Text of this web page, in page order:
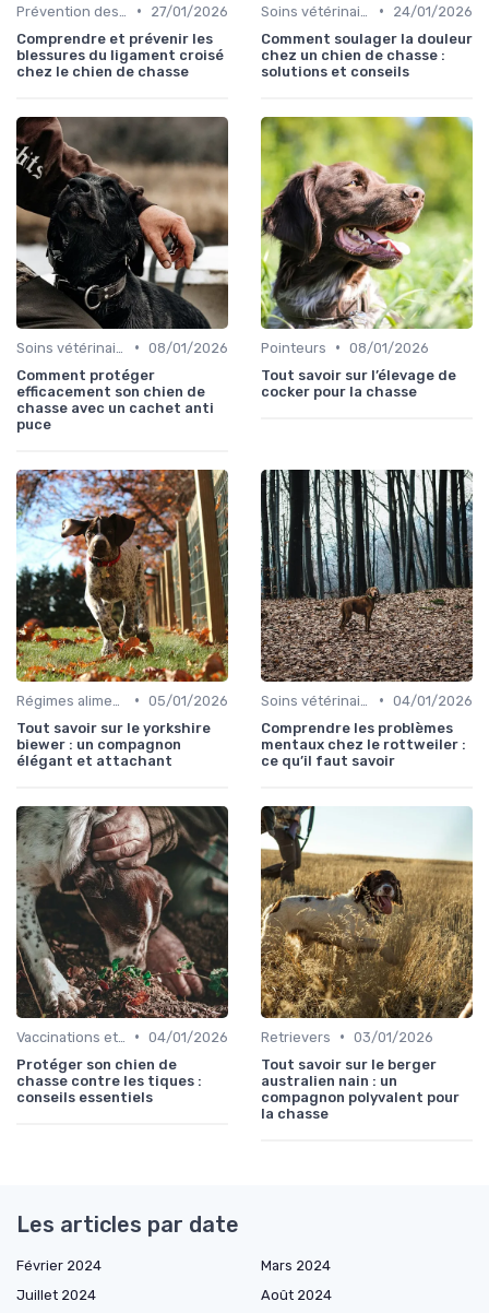
•
27/01/2026
Comprendre et prévenir les
blessures du ligament croisé
chez le chien de chasse
•
24/01/2026
Comment soulager la douleur
chez un chien de chasse :
solutions et conseils
• 08/01/2026
Comment protéger
efficacement son chien de
chasse avec un cachet anti
puce
Pointeurs • 08/01/2026
Tout savoir sur l’élevage de
cocker pour la chasse
• 05/01/2026
Tout savoir sur le yorkshire
biewer : un compagnon
élégant et attachant
• 04/01/2026
Comprendre les problèmes
mentaux chez le rottweiler :
ce qu’il faut savoir
• 04/01/2026
Protéger son chien de
chasse contre les tiques :
conseils essentiels
Retrievers • 03/01/2026
Tout savoir sur le berger
australien nain : un
compagnon polyvalent pour
la chasse
Les articles par date
Février 2024
Mars 2024
Juillet 2024
Août 2024